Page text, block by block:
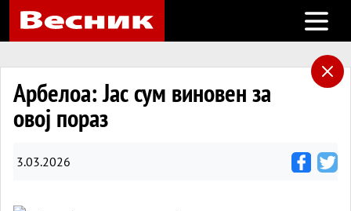
Open
Арбелоа: Јас сум виновен за
овој пораз
3.03.2026